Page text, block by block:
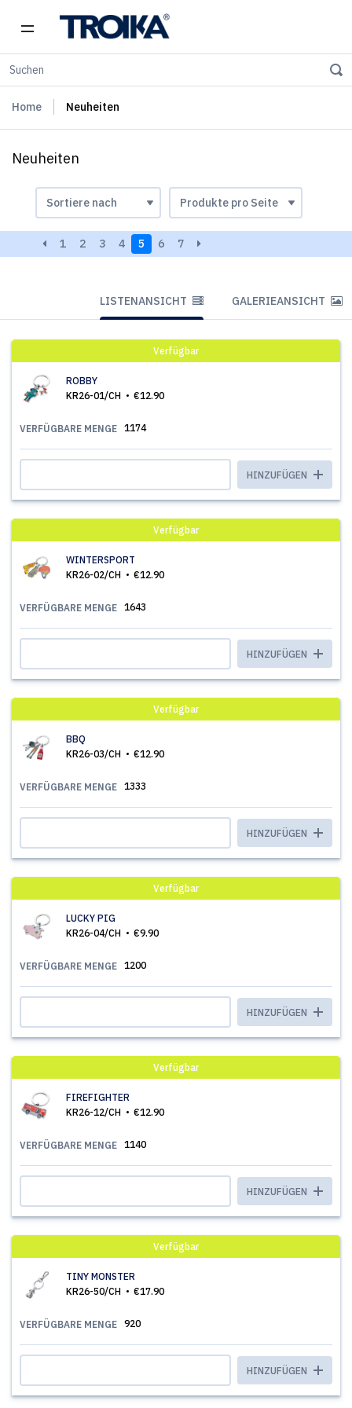
Home Neuheiten
Neuheiten
1 2 3 4 5 6 7
LISTENANSICHT GALERIEANSICHT
Verfügbar
ROBBY
KR26-01/CH
€12.90
VERFÜGBARE MENGE 1174
HINZUFÜGEN
Verfügbar
WINTERSPORT
KR26-02/CH
€12.90
VERFÜGBARE MENGE 1643
HINZUFÜGEN
Verfügbar
BBQ
KR26-03/CH
€12.90
VERFÜGBARE MENGE 1333
HINZUFÜGEN
Verfügbar
LUCKY PIG
KR26-04/CH
€9.90
VERFÜGBARE MENGE 1200
HINZUFÜGEN
Verfügbar
FIREFIGHTER
KR26-12/CH
€12.90
VERFÜGBARE MENGE 1140
HINZUFÜGEN
Verfügbar
TINY MONSTER
KR26-50/CH
€17.90
VERFÜGBARE MENGE 920
HINZUFÜGEN